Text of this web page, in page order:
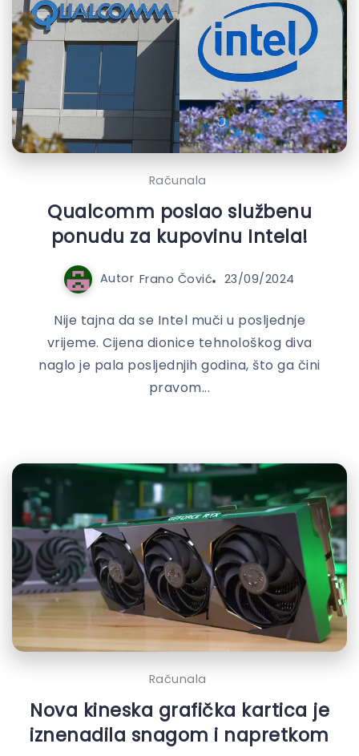
Računala
Qualcomm poslao službenu
ponudu za kupovinu Intela!
Autor Frano Čović 23/09/2024
Nije tajna da se Intel muči u posljednje
vrijeme. Cijena dionice tehnološkog diva
naglo je pala posljednjih godina, što ga čini
pravom...
Računala
Nova kineska grafička kartica je
iznenadila snagom i napretkom